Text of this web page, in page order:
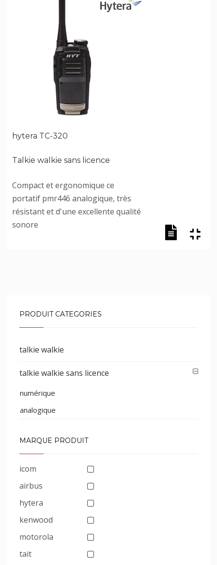
hytera TC-320
Talkie walkie sans licence
Compact et ergonomique ce
portatif pmr446 analogique, très
résistant et d'une excellente qualité
sonore
PRODUIT CATEGORIES
talkie walkie
talkie walkie sans licence
numérique
analogique
MARQUE PRODUIT
icom
airbus
hytera
kenwood
motorola
tait